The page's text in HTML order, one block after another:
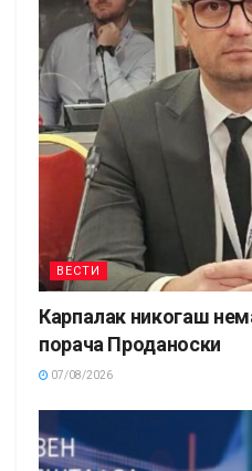
ВЕСТИ
Карпалак никогаш
порача Проданоски
07/08/2026